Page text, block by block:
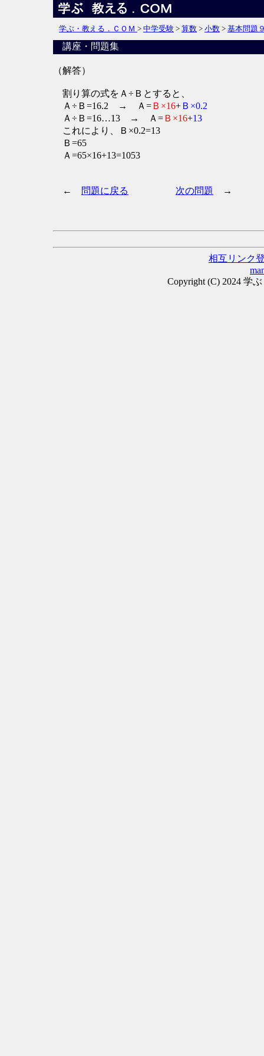
学ぶ・教える．ＣＯＭ > 中学受験 > 算数 > 小数 > 基本問題
講座・問題集
（解答）
割り算の式をＡ÷Ｂとすると、
Ａ÷Ｂ=16.2 → Ａ= Ｂ×16+ Ｂ×0.2
Ａ÷Ｂ=16…13 → Ａ= Ｂ×16+13
これにより、Ｂ×0.2=13
Ｂ=65
Ａ=65×16+13=1053
← 問題に戻る 次の問題 →
相互リンク
Copyright (C) 2024 学